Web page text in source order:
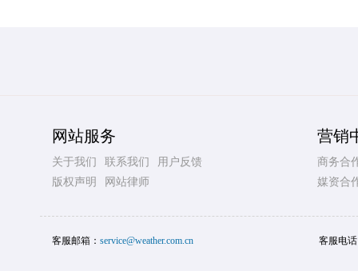
网站服务
关于我们 联系我们
用户反馈
版权声明
网站律师
营销
商务合
媒资合
客服邮箱： service@weather.com.cn 客服电